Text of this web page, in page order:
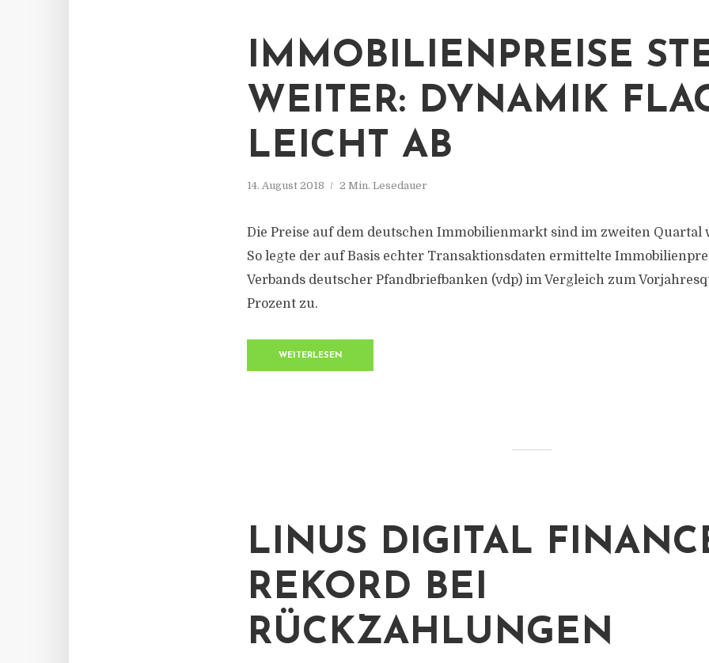
IMMOBILIENPREISE
WEITER: DYNAMIK
LEICHT AB
14. August 2018 2 Min. Lesedauer
Die Preise auf dem deutschen Immobilienmarkt sind im zweiten Quartal
So legte der auf Basis echter Transaktionsdaten ermittelte
Verbands deutscher Pfandbriefbanken (vdp) im Vergleich zum
Prozent zu.
WEITERLESEN
LINUS DIGITAL
REKORD BEI
RÜCKZAHLUNGEN